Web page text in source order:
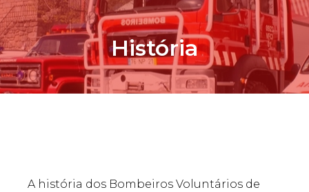
História
A história dos Bombeiros Voluntários de